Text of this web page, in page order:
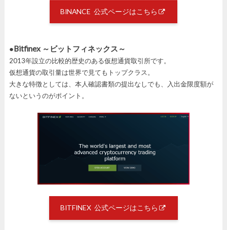
BINANCE 公式ページはこちら
●Bitfinex ～ビットフィネックス～
2013年設立の比較的歴史のある仮想通貨取引所です。
仮想通貨の取引量は世界で見てもトップクラス。
大きな特徴としては、本人確認書類の提出なしでも、入出金限度額が
ないというのがポイント。
BITFINEX 公式ページはこちら